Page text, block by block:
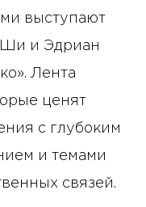
выступают
и Эдриан
Лента
ценят
с глубоким
и темами
связей.